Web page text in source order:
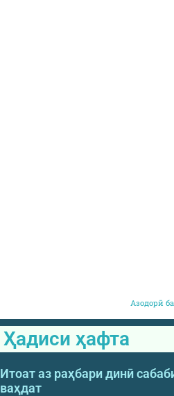
Азодорӣ
Ҳадиси ҳафта
Итоат аз раҳбари динӣ
ваҳдат